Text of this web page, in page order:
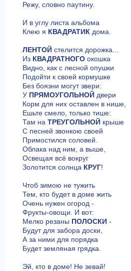
Режу, словно паутину.
И в углу листа альбома
Клею я КВАДРАТИК дома.
ЛЕНТОЙстелится дорожка...
Из КВАДРАТНОГОокошка
Видно, как с лесной опушки
Подойти к своей кормушке
Без боязни могут звери:
У ПРЯМОУГОЛЬНОЙдвери
Корм для них оставлен в нише,
Ешьте смело, только тише:
Там на ТРЕУГОЛЬНОЙкрыше
С песней звонкою своей
Примостился соловей.
Облака над ним, а выше,
Освещая всё вокруг
Золотится солнца КРУГ!
Чтоб зимою не тужить
Тем, кто будет в доме жить
Очень нужен огород -
Фрукты-овощи. И вот:
Мелко резаны ПОЛОСКИ-
Будут для забора доски,
А за ними для порядка
Будет земляная грядка.
Эй, кто в доме! Не зевай!